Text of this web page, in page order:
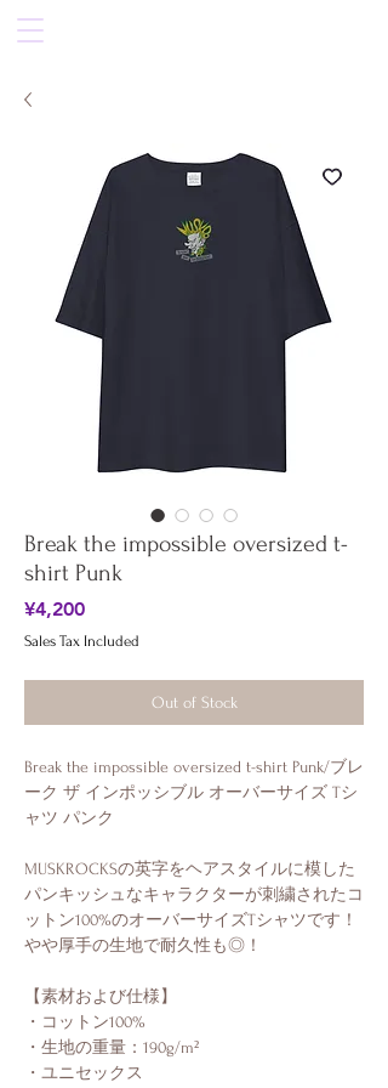
Break the impossible oversized t-
shirt Punk
¥4,200Price
Sales Tax Included
Out of Stock
Break the impossible oversized t-shirt Punk/ブレ
ーク ザ インポッシブル オーバーサイズ Tシ
ャツ パンク
MUSKROCKSの英字をヘアスタイルに模した
パンキッシュなキャラクターが刺繍されたコ
ットン100%のオーバーサイズTシャツです！
やや厚手の生地で耐久性も◎！
【素材および仕様】
・コットン100%
・生地の重量：190g/m²
・ユニセックス